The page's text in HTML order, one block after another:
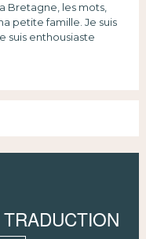
Bretagne, les mots,
petite famille. Je suis
suis enthousiaste